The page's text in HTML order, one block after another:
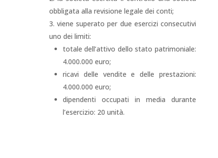
obbligata alla revisione legale dei conti;
viene superato per due esercizi consecutivi
uno dei limiti:
totale dell’attivo dello stato patrimoniale:
4.000.000 euro;
ricavi delle vendite e delle prestazioni:
4.000.000 euro;
dipendenti occupati in media durante
l’esercizio: 20 unità.